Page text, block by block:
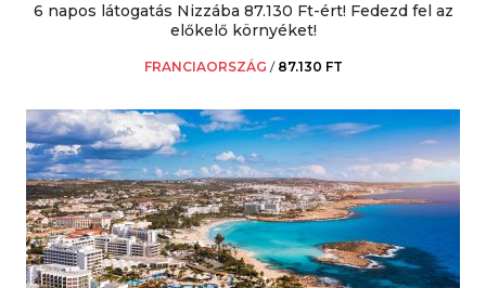
6 napos látogatás Nizzába 87.130 Ft-ért! Fedezd fel az
előkelő környéket!
FRANCIAORSZÁG / 87.130 FT